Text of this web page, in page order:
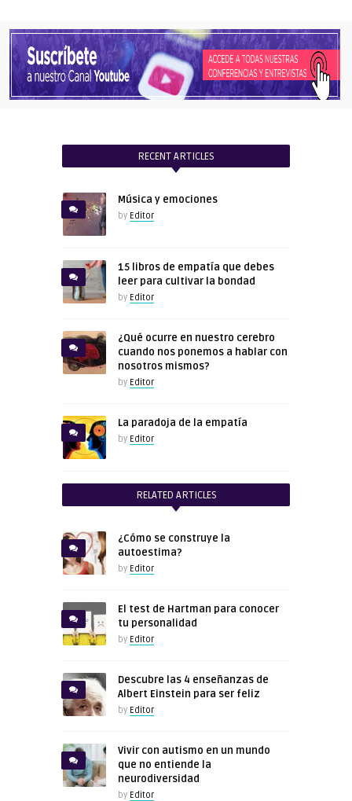
RECENT ARTICLES
Música y emociones
by Editor
15 libros de empatía que debes
leer para cultivar la bondad
by Editor
¿Qué ocurre en nuestro cerebro
cuando nos ponemos a hablar con
nosotros mismos?
by Editor
La paradoja de la empatía
by Editor
RELATED ARTICLES
¿Cómo se construye la
autoestima?
by Editor
El test de Hartman para conocer
tu personalidad
by Editor
Descubre las 4 enseñanzas de
Albert Einstein para ser feliz
by Editor
Vivir con autismo en un mundo
que no entiende la
neurodiversidad
by Editor